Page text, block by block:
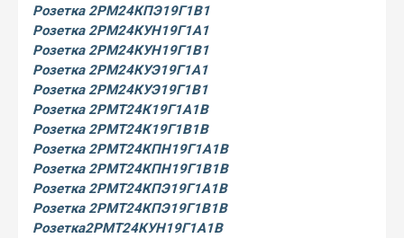
Розетка 2РМ24КПЭ19Г1В1
Розетка 2РМ24КУН19Г1А1
Розетка 2РМ24КУН19Г1В1
Розетка 2РМ24КУЭ19Г1А1
Розетка 2РМ24КУЭ19Г1В1
Розетка 2РМТ24К19Г1А1В
Розетка 2РМТ24К19Г1В1В
Розетка 2РМТ24КПН19Г1А1В
Розетка 2РМТ24КПН19Г1В1В
Розетка 2РМТ24КПЭ19Г1А1В
Розетка 2РМТ24КПЭ19Г1В1В
Розетка2РМТ24КУН19Г1А1В